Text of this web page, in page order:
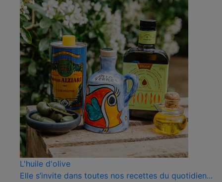
L'huile d'olive
Elle s’invite dans toutes nos recettes du quotidien...